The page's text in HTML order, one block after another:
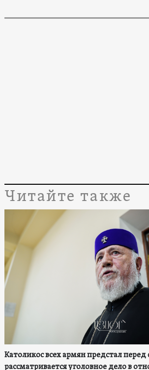
Читайте также
Католикос всех армян предстал перед
рассматривается уголовное дело в